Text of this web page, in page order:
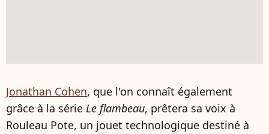
Jonathan Cohen, que l'on connaît également
grâce à la série Le flambeau, prêtera sa voix à
Rouleau Pote, un jouet technologique destiné à